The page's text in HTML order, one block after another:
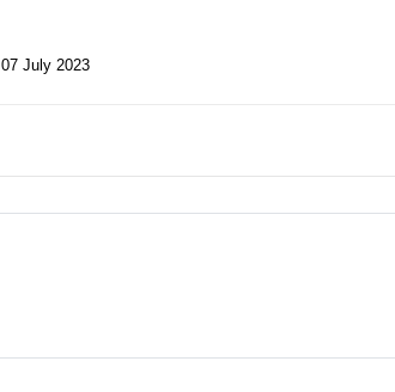
07 July 2023